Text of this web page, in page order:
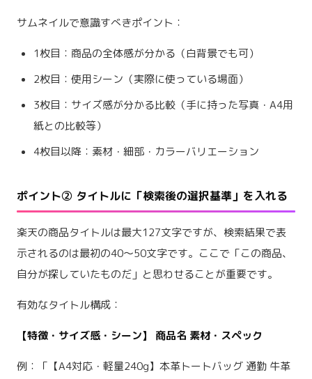
サムネイルで意識すべきポイント：
1枚目：商品の全体感が分かる（白背景でも可）
2枚目：使用シーン（実際に使っている場面）
3枚目：サイズ感が分かる比較（手に持った写真・A4用
紙との比較等）
4枚目以降：素材・細部・カラーバリエーション
ポイント② タイトルに「検索後の選択基準」を入れる
楽天の商品タイトルは最大127文字ですが、検索結果で表
示されるのは最初の40〜50文字です。ここで「この商品、
自分が探していたものだ」と思わせることが重要です。
有効なタイトル構成：
【特徴・サイズ感・シーン】 商品名 素材・スペック
例：「【A4対応・軽量240g】本革トートバッグ 通勤 牛革